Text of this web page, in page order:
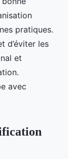
pratiques.
d’éviter les
et
avec